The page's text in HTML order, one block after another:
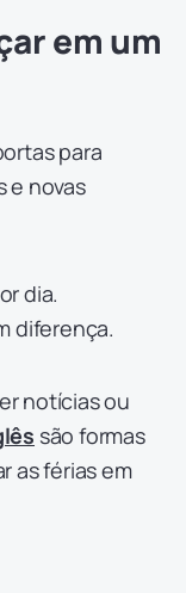
em um
para
e novas
dia.
diferença.
notícias ou
são formas
as férias em